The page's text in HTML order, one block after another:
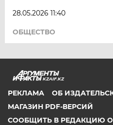
28.05.2026 11:40
ОБЩЕСТВО
KZAIF.KZ
РЕКЛАМА
ОБ
МАГАЗИН PDF-ВЕРСИЙ
СООБЩИТЬ В РЕДАКЦИЮ